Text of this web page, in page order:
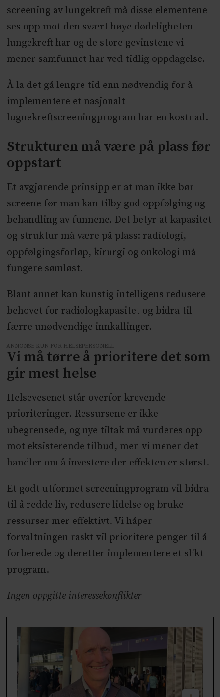
screening av lungekreft må disse elementene
ses opp mot den svært høye dødeligheten
lungekreft har og de store gevinstene vi
mener samfunnet har ved tidlig oppdagelse.
Å la det gå lengre tid enn nødvendig for å
implementere et nasjonalt
lugnekreftscreeningprogram har en kostnad.
Strukturen må være på plass før
oppstart
Et avgjørende prinsipp er at man ikke bør
screene før man kan tilby god oppfølging og
behandling av funnene. Det betyr at kapasitet
og struktur må være på plass: radiologi,
oppfølgingsforløp, kirurgi og onkologi må
fungere sømløst.
Blant annet kan kunstig intelligens redusere
behovet for radiologkapasitet og bidra til
færre unødvendige innkallinger.
ANNONSE KUN FOR HELSEPERSONELL
Vi må tørre å prioritere det som
gir mest helse
Helsevesenet står overfor krevende
prioriteringer. Ressursene er ikke
ubegrensede, og nye tiltak må vurderes opp
mot eksisterende tilbud, men vi mener det
handler om å investere der effekten er størst.
Et godt utformet screeningprogram vil bidra
til å redde liv, redusere lidelse og bruke
ressurser mer effektivt. Vi håper
forvaltningen raskt vil prioritere penger til å
forberede og deretter implementere et slikt
program.
Ingen oppgitte interessekonflikter